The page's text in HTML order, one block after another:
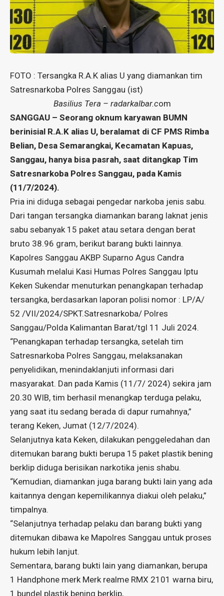
FOTO : Tersangka R.A.K alias U yang diamankan tim
Satresnarkoba Polres Sanggau (ist)
Basilius Tera – radarkalbar.com
SANGGAU – Seorang oknum karyawan BUMN
berinisial R.A.K alias U, beralamat di CF PMS Rimba
Belian, Desa Semarangkai, Kecamatan Kapuas,
Sanggau, hanya bisa pasrah, saat ditangkap Tim
Satresnarkoba Polres Sanggau, pada Kamis
(11/7/2024).
Pria ini diduga sebagai pengedar narkoba jenis sabu.
Dari tangan tersangka diamankan barang laknat jenis
sabu sebanyak 15 paket atau setara dengan berat
bruto 38.96 gram, berikut barang bukti lainnya.
Kapolres Sanggau AKBP Suparno Agus Candra
Kusumah melalui Kasi Humas Polres Sanggau Iptu
Keken Sukendar menuturkan penangkapan terhadap
tersangka, berdasarkan laporan polisi nomor : LP/A/
52 /VII/2024/SPKT.Satresnarkoba/ Polres
Sanggau/Polda Kalimantan Barat/tgl 11 Juli 2024.
“Penangkapan terhadap tersangka, setelah tim
Satresnarkoba Polres Sanggau, melaksanakan
penyelidikan, menindaklanjuti informasi dari
masyarakat. Dan pada Kamis (11/7/ 2024) sekira jam
20.30 WIB, tim berhasil menangkap terduga pelaku,
yang saat itu sedang berada di dapur rumahnya,”
terang Keken, Jumat (12/7/2024).
Selanjutnya kata Keken, dilakukan penggeledahan dan
ditemukan barang bukti berupa 15 paket plastik bening
berklip diduga berisikan narkotika jenis shabu.
“Kemudian, diamankan juga barang bukti lain yang ada
kaitannya dengan kepemilikannya diakui oleh pelaku,”
timpalnya.
“Selanjutnya terhadap pelaku dan barang bukti yang
ditemukan dibawa ke Mapolres Sanggau untuk proses
hukum lebih lanjut.
Sementara, barang bukti lain yang diamankan, berupa
1 Handphone merk Merk realme RMX 2101 warna biru,
1 bundel plastik bening berklip,